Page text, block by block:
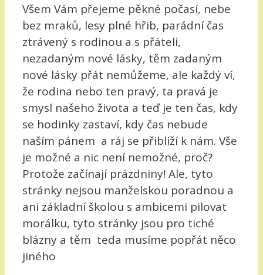
Všem Vám přejeme pěkné počasí, nebe
bez mraků, lesy plné hřib, parádní čas
ztrávený s rodinou a s přáteli,
nezadaným nové lásky, těm zadaným
nové lásky přát nemůžeme, ale každý ví,
že rodina nebo ten pravý, ta pravá je
smysl našeho života a teď je ten čas, kdy
se hodinky zastaví, kdy čas nebude
naším pánem a ráj se přiblíží k nám. Vše
je možné a nic není nemožné, proč?
Protože začínají prázdniny! Ale, tyto
stránky nejsou manželskou poradnou a
ani základní školou s ambicemi pilovat
morálku, tyto stránky jsou pro tiché
blázny a těm teda musíme popřát něco
jiného